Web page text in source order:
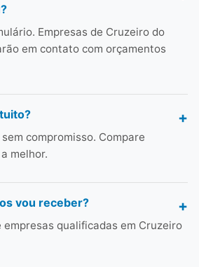
Empresas de Cruzeiro do
em contato com orçamentos
compromisso. Compare
melhor.
vou receber?
qualificadas em Cruzeiro